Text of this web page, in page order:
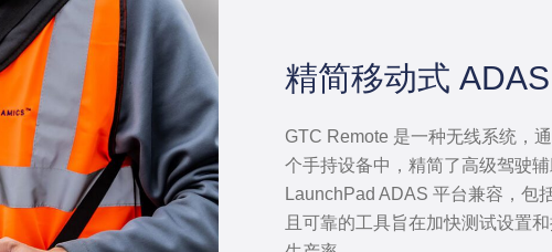
精简移动式
GTC Remote 是一种无线系统，
个手持设备中，精简了高级驾驶
LaunchPad ADAS 平台兼容，包
且可靠的工具旨在加快测试设置